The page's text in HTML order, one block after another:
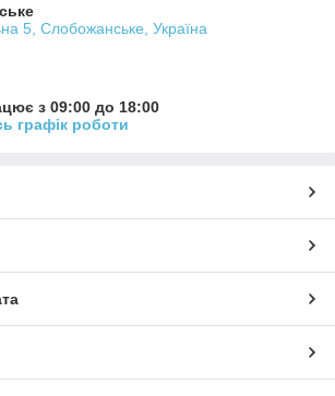
5, Слобожанське, Україна
з 09:00 до 18:00
графік роботи